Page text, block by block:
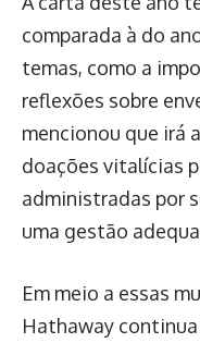
comparada à do
temas, como a
reflexões sobre
mencionou que irá
doações vitalícias
administradas por
uma gestão
Em meio a essas
Hathaway